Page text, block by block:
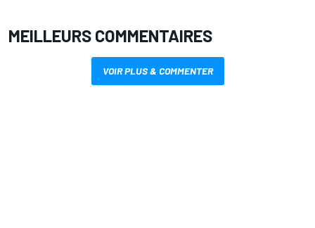
MEILLEURS COMMENTAIRES
VOIR PLUS & COMMENTER